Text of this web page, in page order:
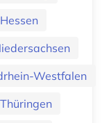
Westfalen